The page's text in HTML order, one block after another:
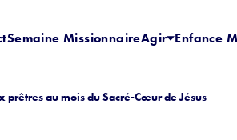
Semaine MissionnaireAgir Enfance
au mois du Sacré-Cœur de Jésus